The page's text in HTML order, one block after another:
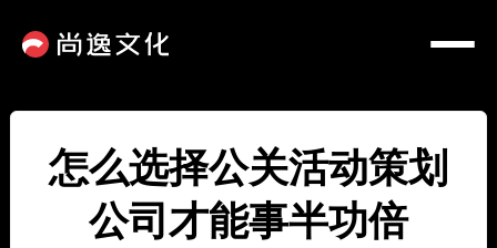
怎么选择公关活动策划
公司才能事半功倍